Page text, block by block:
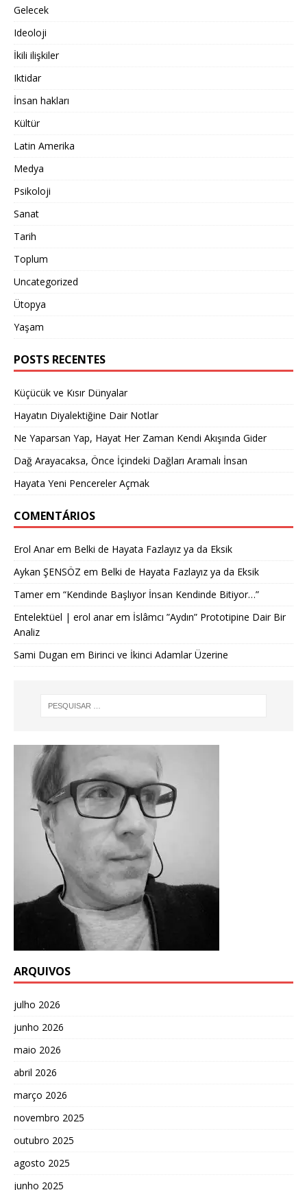
Gelecek
Ideoloji
İkili ilişkiler
Iktidar
İnsan hakları
Kültür
Latin Amerika
Medya
Psikoloji
Sanat
Tarih
Toplum
Uncategorized
Ütopya
Yaşam
POSTS RECENTES
Küçücük ve Kısır Dünyalar
Hayatın Diyalektiğine Dair Notlar
Ne Yaparsan Yap, Hayat Her Zaman Kendi Akışında Gider
Dağ Arayacaksa, Önce İçindeki Dağları Aramalı İnsan
Hayata Yeni Pencereler Açmak
COMENTÁRIOS
Erol Anarem Belki de Hayata Fazlayız ya da Eksik
Aykan ŞENSÖZ em Belki de Hayata Fazlayız ya da Eksik
Tamerem “Kendinde Başlıyor İnsan Kendinde Bitiyor…”
Entelektüel | erol anarem İslâmcı ”Aydın” Prototipine Dair Bir
Analiz
Sami Dugan em Birinci ve İkinci Adamlar Üzerine
ARQUIVOS
julho 2026
junho 2026
maio 2026
abril 2026
março 2026
novembro 2025
outubro 2025
agosto 2025
junho 2025